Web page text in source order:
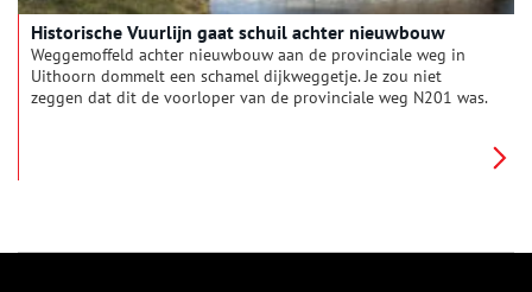
Historische Vuurlijn gaat schuil achter nieuwbouw
Weggemoffeld achter nieuwbouw aan de provinciale weg in
Uithoorn dommelt een schamel dijkweggetje. Je zou niet
zeggen dat dit de voorloper van de provinciale weg N201 was.